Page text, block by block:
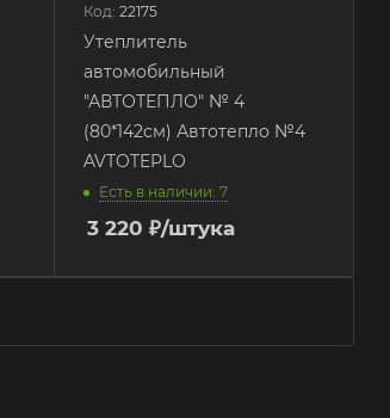
Код: 22175
Утеплитель
автомобильный
"АВТОТЕПЛО" № 4
(80*142см) Автотепло №4
AVTOTEPLO
Есть в наличии: 7
3 220 ₽/штука